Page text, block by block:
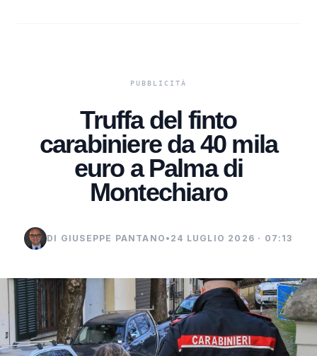
Truffa del finto
carabiniere da 40 mila
euro a Palma di
Montechiaro
DI GIUSEPPE PANTANO • 24 LUGLIO 2026 · 07:13